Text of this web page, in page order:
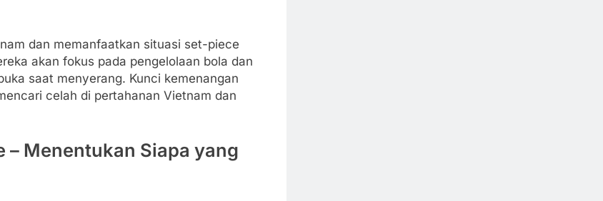
dan memanfaatkan situasi set-piece
akan fokus pada pengelolaan bola dan
saat menyerang. Kunci kemenangan
celah di pertahanan Vietnam dan
– Menentukan Siapa yang